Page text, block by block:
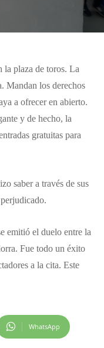
la plaza de toros. La
Mandan los derechos
a ofrecer en abierto.
y de hecho, la
gratuitas para
saber a través de sus
emitió el duelo entre la
Fue todo un éxito
a la cita. Este
WhatsApp